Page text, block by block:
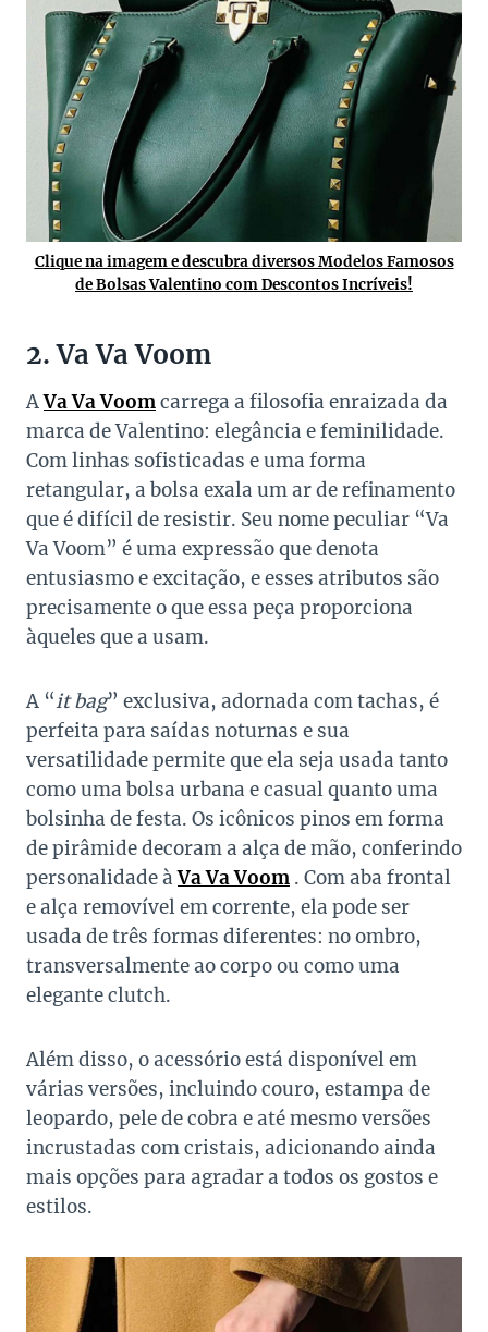
Clique na imagem e descubra diversos Modelos Famosos
de Bolsas Valentino com Descontos Incríveis!
2. Va Va Voom
AVa Va Voomcarrega a filosofia enraizada da
marca de Valentino: elegância e feminilidade.
Com linhas sofisticadas e uma forma
retangular, a bolsa exala um ar de refinamento
que é difícil de resistir. Seu nome peculiar “Va
Va Voom” é uma expressão que denota
entusiasmo e excitação, e esses atributos são
precisamente o que essa peça proporciona
àqueles que a usam.
A “it bag” exclusiva, adornada com tachas, é
perfeita para saídas noturnas e sua
versatilidade permite que ela seja usada tanto
como uma bolsa urbana e casual quanto uma
bolsinha de festa. Os icônicos pinos em forma
de pirâmide decoram a alça de mão, conferindo
personalidade àVa Va Voom . Com aba frontal
e alça removível em corrente, ela pode ser
usada de três formas diferentes: no ombro,
transversalmente ao corpo ou como uma
elegante clutch.
Além disso, o acessório está disponível em
várias versões, incluindo couro, estampa de
leopardo, pele de cobra e até mesmo versões
incrustadas com cristais, adicionando ainda
mais opções para agradar a todos os gostos e
estilos.